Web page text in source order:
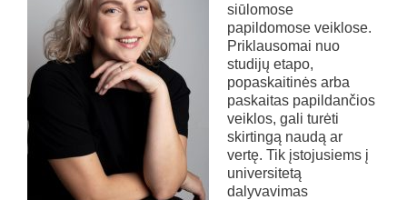
siūlomose
papildomose veiklose.
Priklausomai nuo
studijų etapo,
popaskaitinės arba
paskaitas papildančios
veiklos, gali turėti
skirtingą naudą ar
vertę. Tik įstojusiems į
universitetą
dalyvavimas